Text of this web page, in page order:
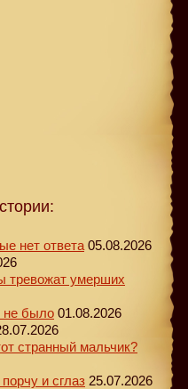
нет ответа 05.08.2026
тревожат умерших
не было 01.08.2026
странный мальчик?
и сглаз 25.07.2026